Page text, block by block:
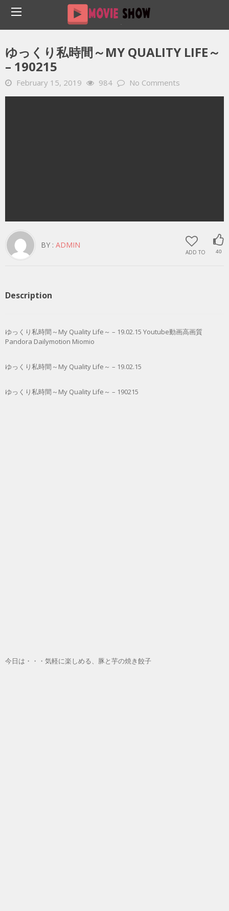
Home
YOUTUBE 動画 毎日
ゆっくり私時間～My Quality Life～ – 190215
ゆっくり私時間～MY QUALITY LIFE～
– 190215
February 15, 2019 984 No Comments
ADD TO 40
BY : ADMIN
Description
ゆっくり私時間～My Quality Life～ – 19.02.15 Youtube動画高画質
Pandora Dailymotion Miomio
ゆっくり私時間～My Quality Life～ – 19.02.15
ゆっくり私時間～My Quality Life～ – 190215
今日は・・・気軽に楽しめる、豚と芋の焼き餃子